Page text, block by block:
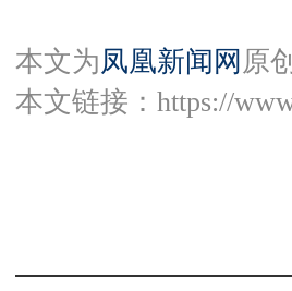
本文为凤凰新闻网 原
本文链接： https://